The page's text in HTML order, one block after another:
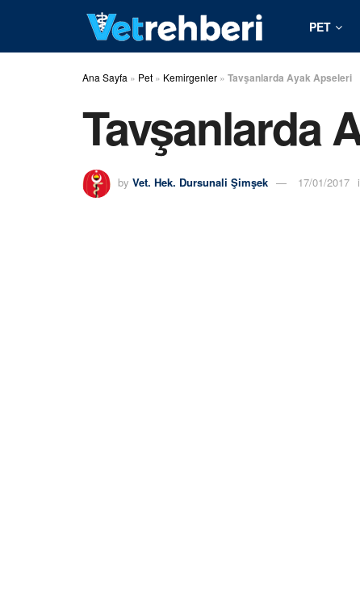
PET
Ana Sayfa » Pet » Kemirgenler » Tavşanlarda Ayak Apseleri
Tavşanlarda
by Vet. Hek. Dursunali Şimşek 17/01/2017